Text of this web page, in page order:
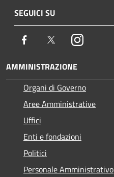
SEGUICI SU
Facebook TwitterInstagram
AMMINISTRAZIONE
Organi di Governo
Aree Amministrative
Uffici
Enti e fondazioni
Politici
Personale Amministrativo